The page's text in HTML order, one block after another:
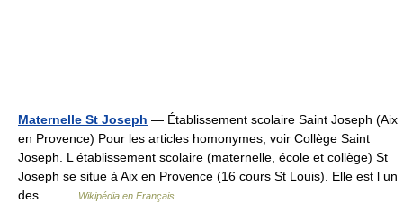
Maternelle St Joseph — Établissement scolaire Saint Joseph (Aix
en Provence) Pour les articles homonymes, voir Collège Saint
Joseph. L établissement scolaire (maternelle, école et collège) St
Joseph se situe à Aix en Provence (16 cours St Louis). Elle est l un
des… …
Wikipédia en Français